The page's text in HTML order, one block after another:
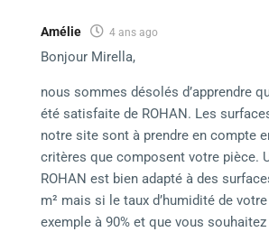
Amélie 4 ans ago
Bonjour Mirella,
nous sommes désolés d’apprendre
été satisfaite de ROHAN. Les
notre site sont à prendre en compte
critères que composent votre pièce.
ROHAN est bien adapté à des
m² mais si le taux d’humidité de
exemple à 90% et que vous